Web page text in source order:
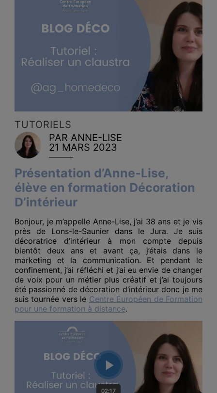
TUTORIELS
PAR ANNE-LISE
21 MARS 2023
Présentation d’Anne-Lise,
élève en formation Décoration
D’intérieur
Bonjour, je m’appelle Anne-Lise, j’ai 38 ans et je vis
près de Lons-le-Saunier dans le Jura. Je suis
décoratrice d’intérieur à mon compte depuis
bientôt deux ans et avant ça, j’étais dans le
marketing et la communication. Et pendant le
confinement, j’ai réfléchi et j’ai eu envie de changer
de voix pour un métier plus créatif et j’ai toujours
été passionné de décoration d’intérieur donc je me
suis tournée vers le Centre Européen de Formation
pour une formation à distance.